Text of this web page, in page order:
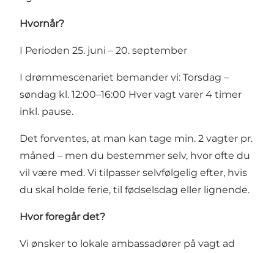
Hvornår?
I Perioden 25. juni – 20. september
I drømmescenariet bemander vi: Torsdag –
søndag kl. 12:00–16:00 Hver vagt varer 4 timer
inkl. pause.
Det forventes, at man kan tage min. 2 vagter pr.
måned – men du bestemmer selv, hvor ofte du
vil være med. Vi tilpasser selvfølgelig efter, hvis
du skal holde ferie, til fødselsdag eller lignende.
Hvor foregår det?
Vi ønsker to lokale ambassadører på vagt ad